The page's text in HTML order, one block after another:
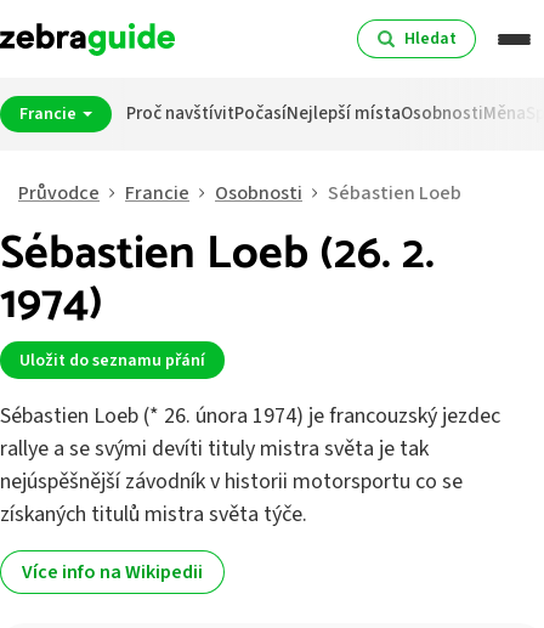
Hledat
Francie Proč navštívitPočasíNejlepší místaOsobnostiMěna
Průvodce Francie Osobnosti Sébastien Loeb
Sébastien Loeb (26. 2.
1974)
Uložit do seznamu přání
Sébastien Loeb (* 26. února 1974) je francouzský jezdec
rallye a se svými devíti tituly mistra světa je tak
nejúspěšnější závodník v historii motorsportu co se
získaných titulů mistra světa týče.
Více info na Wikipedii